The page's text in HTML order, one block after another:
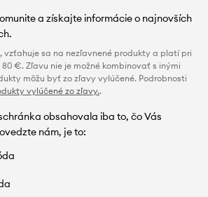
a získajte informácie o najnovších
vzťahuje sa na nezľavnené produkty a platí pri
€. Zľavu nie je možné kombinovať s inými
môžu byť zo zľavy vylúčené. Podrobnosti
vylúčené zo zľavy..
obsahovala iba to, čo Vás
nám, je to: